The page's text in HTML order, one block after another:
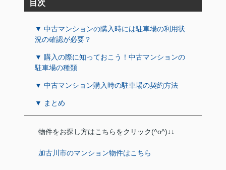
目次
▼ 中古マンションの購入時には駐車場の利用状
況の確認が必要？
▼ 購入の際に知っておこう！中古マンションの
駐車場の種類
▼ 中古マンション購入時の駐車場の契約方法
▼ まとめ
物件をお探し方はこちらをクリック(^o^)↓↓
加古川市のマンション物件はこちら